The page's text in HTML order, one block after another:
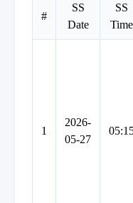
#
SS
Date
SS
Time
1
2026-
05-27